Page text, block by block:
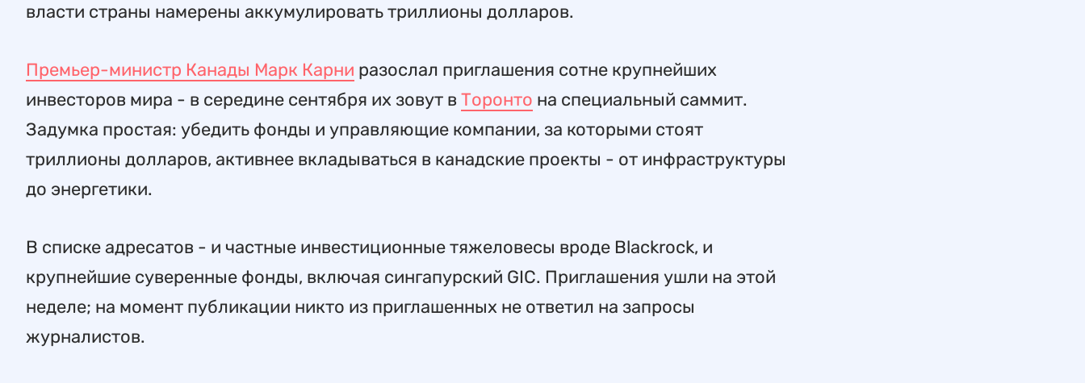
власти страны намерены аккумулировать триллионы долларов.
Премьер-министр Канады Марк Карни разослал приглашения сотне крупнейших
инвесторов мира - в середине сентября их зовут в Торонто на специальный саммит.
Задумка простая: убедить фонды и управляющие компании, за которыми стоят
триллионы долларов, активнее вкладываться в канадские проекты - от инфраструктуры
до энергетики.
В списке адресатов - и частные инвестиционные тяжеловесы вроде Blackrock, и
крупнейшие суверенные фонды, включая сингапурский GIC. Приглашения ушли на этой
неделе; на момент публикации никто из приглашенных не ответил на запросы
журналистов.